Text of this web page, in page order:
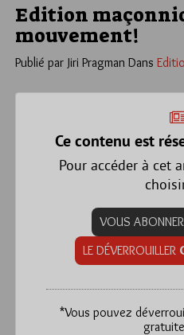
Edition
mouvement!
Publié par Jiri Pragman Dans
Ce contenu est
Pour accéder à cet
VOUS
LE DÉVERROUILLER
*Vous pouvez